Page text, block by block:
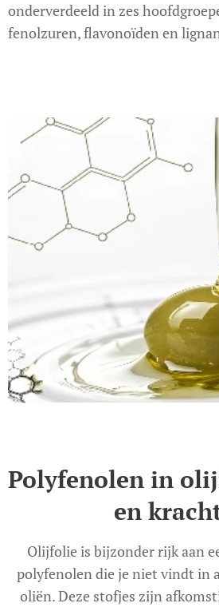
onderverdeeld in zes
fenolzuren, flavonoïden en
Polyfenolen in
en
Olijfolie is bijzonder rijk aan
polyfenolen die je niet vindt in
oliën. Deze stofjes zijn